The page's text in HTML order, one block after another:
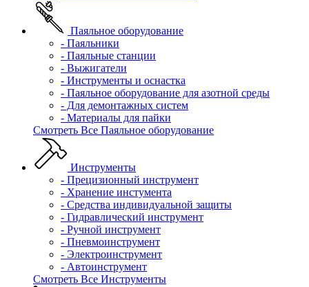
Паяльное оборудование
- Паяльники
- Паяльные станции
- Выжигатели
- Инструменты и оснастка
- Паяльное оборудование для азотной среды
- Для демонтажных систем
- Материалы для пайки
Смотреть Все Паяльное оборудование
Инструменты
- Прецизионный инструмент
- Хранение инстумента
- Средства индивидуальной защиты
- Гидравлический инструмент
- Ручной инструмент
- Пневмоинструмент
- Электроинструмент
- Автоинструмент
Смотреть Все Инструменты